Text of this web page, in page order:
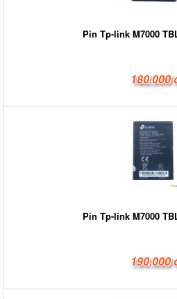
Pin Tp-link M7000
180.000
Pin Tp-link M7000
190.000